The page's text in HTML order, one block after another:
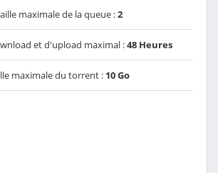
maximale de la queue :2
et d'upload maximal :48 Heures
maximale du torrent : 10 Go